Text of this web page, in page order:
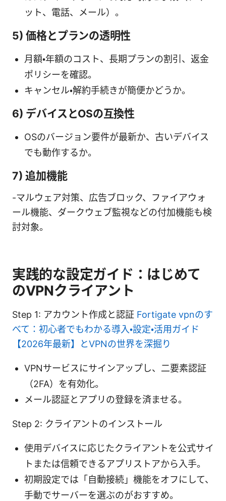
ット、電話、メール）。
5) 価格とプランの透明性
月額・年額のコスト、長期プランの割引、返金
ポリシーを確認。
キャンセル・解約手続きが簡便かどうか。
6) デバイスとOSの互換性
OSのバージョン要件が最新か、古いデバイス
でも動作するか。
7) 追加機能
-マルウェア対策、広告ブロック、ファイアウォ
ール機能、ダークウェブ監視などの付加機能も検
討対象。
実践的な設定ガイド：はじめて
のVPNクライアント
Step 1: アカウント作成と認証 Fortigate vpnのす
べて：初心者でもわかる導入・設定・活用ガイド
【2026年最新】とVPNの世界を深掘り
VPNサービスにサインアップし、二要素認証
（2FA）を有効化。
メール認証とアプリの登録を済ませる。
Step 2: クライアントのインストール
使用デバイスに応じたクライアントを公式サイ
トまたは信頼できるアプリストアから入手。
初期設定では「自動接続」機能をオフにして、
手動でサーバーを選ぶのがおすすめ。